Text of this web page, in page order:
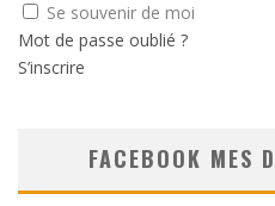
Se souvenir de moi
Mot de passe oublié ?
S’inscrire
FACEBOOK MES